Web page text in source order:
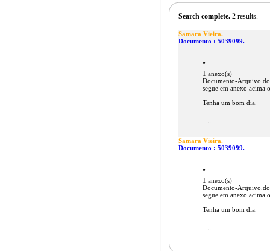
Search complete. 2 results.
Samara Vieira.
Documento : 5039099.
"
1 anexo(s)
Documento-
segue em anexo
Tenha um bom dia.
"
Samara Vieira.
Documento : 5039099.
"
1 anexo(s)
Documento-
segue em anexo
Tenha um bom dia.
"